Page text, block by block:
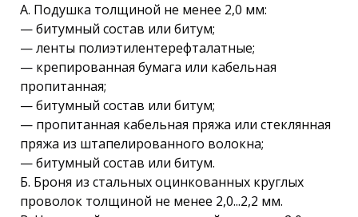
А. Подушка толщиной не менее 2,0 мм:
— битумный состав или битум;
— ленты полиэтилентерефталатные;
— крепированная бумага или кабельная
пропитанная;
— битумный состав или битум;
— пропитанная кабельная пряжа или стеклянная
пряжа из штапелированного волокна;
— битумный состав или битум.
Б. Броня из стальных оцинкованных круглых
проволок толщиной не менее 2,0...2,2 мм.